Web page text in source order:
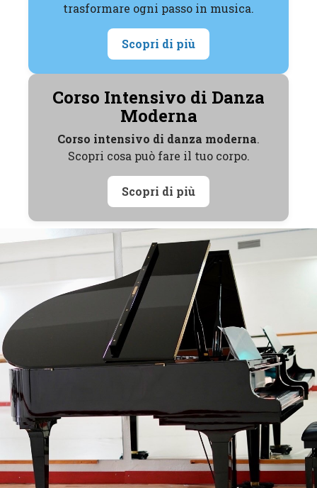
trasformare ogni passo in musica.
Scopri di più
Corso Intensivo di Danza
Moderna
Corso intensivo di danza moderna.
Scopri cosa può fare il tuo corpo.
Scopri di più